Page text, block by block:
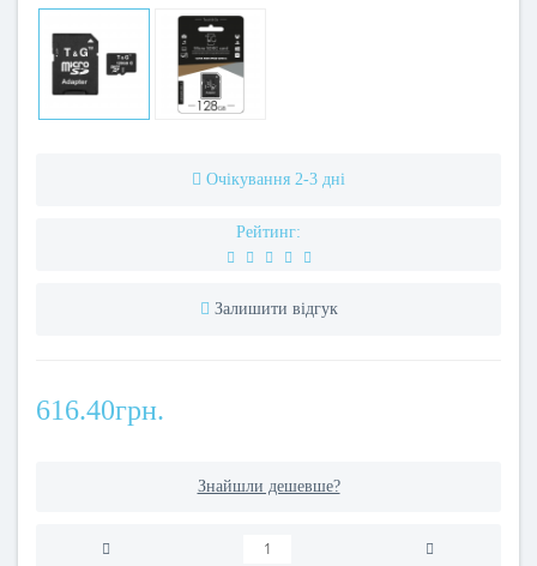
Очікування 2-3 дні
Рейтинг:
Залишити відгук
616.40грн.
Знайшли дешевше?